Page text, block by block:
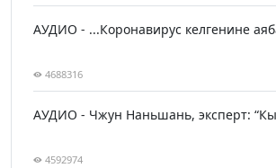
АУДИО - ...Коронавирус келгенине
4688316
АУДИО - Чжун Наньшань, эксперт:
4592974